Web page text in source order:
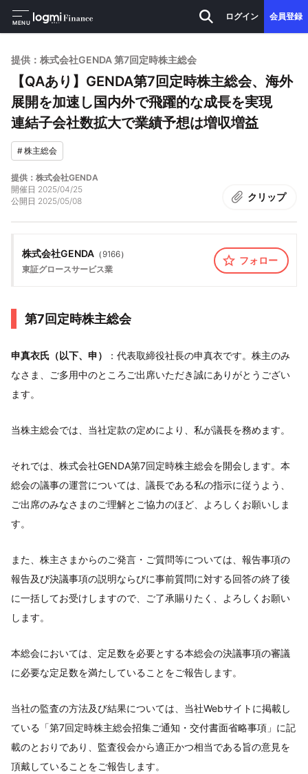
MENU
ログイン 会員登録
提供：株式会社GENDA 第7回定時株主総会
【QAあり】GENDA第7回定時株主総会、海外
展開を加速し国内外で飛躍的な成長を実現
連結子会社数拡大で業績予想は増収増益
#株主総会
提供：株式会社GENDA
開催日 2025/04/25
公開日 2025/05/08 クリップ
株式会社GENDA （ 9166）
東証グロースサービス業
フォロー
第7回定時株主総会
申真衣氏（以下、申）
：代表取締役社長の申真衣です。株主のみ
なさま、ご多用中のところご出席いただき誠にありがとうござい
ます。
当株主総会では、当社定款の定めにより、私が議長を務めます。
それでは、株式会社GENDA第7回定時株主総会を開会します。本
総会の議事の運営については、議長である私の指示に従うよう、
ご出席のみなさまのご理解とご協力のほど、よろしくお願いしま
す。
また、株主さまからのご発言・ご質問等については、報告事項の
報告及び決議事項の説明ならびに事前質問に対する回答の終了後
に一括してお受けしますので、ご了承賜りたく、よろしくお願い
します。
本総会においては、定足数を必要とする本総会の決議事項の審議
に必要な定足数を満たしていることをご報告します。
当社の監査の方法及び結果については、当社Webサイトに掲載し
ている「第7回定時株主総会招集ご通知・交付書面省略事項」に記
載のとおりであり、監査役会から適正かつ相当である旨の意見を
頂戴していることをご報告します。